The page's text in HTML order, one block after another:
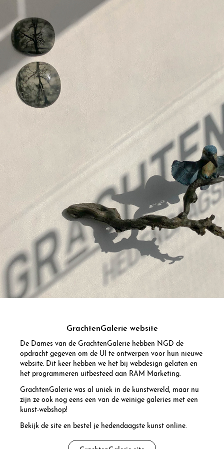
GrachtenGalerie website
De Dames van de GrachtenGalerie hebben NGD de
opdracht gegeven om de UI te ontwerpen voor hun nieuwe
website. Dit keer hebben we het bij webdesign gelaten en
het programmeren uitbesteed aan RAM Marketing.
GrachtenGalerie was al uniek in de kunstwereld, maar nu
zijn ze ook nog eens een van de weinige galeries met een
kunst-webshop!
Bekijk de site en bestel je hedendaagste kunst online.